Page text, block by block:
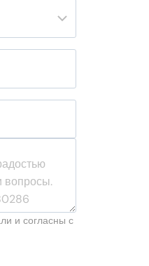
и согласны с